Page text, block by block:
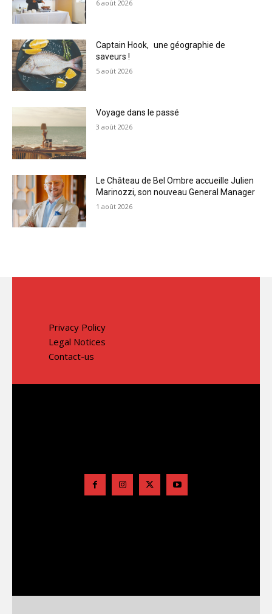
6 août 2026
Captain Hook, une géographie de
saveurs !
5 août 2026
Voyage dans le passé
3 août 2026
Le Château de Bel Ombre accueille Julien
Marinozzi, son nouveau General Manager
1 août 2026
Privacy Policy
Legal Notices
Contact-us